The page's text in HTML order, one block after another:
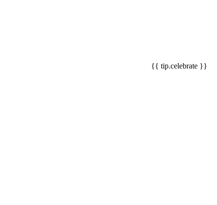
{{ tip.celebrate }}